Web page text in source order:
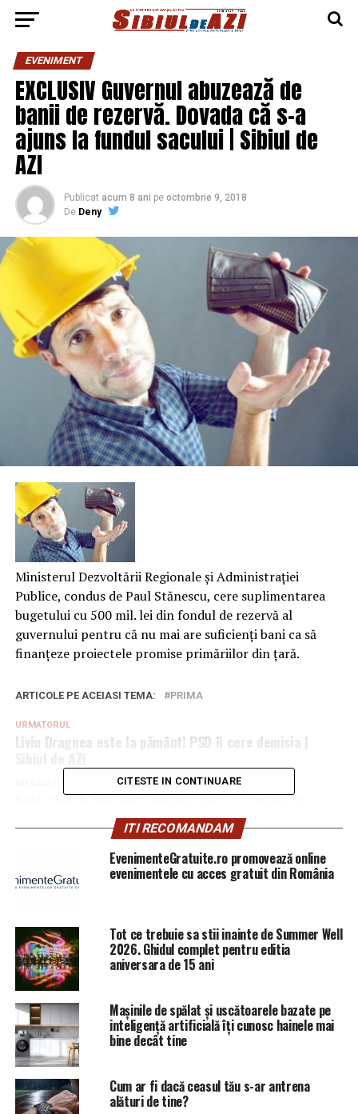
EVENIMENT
EXCLUSIV Guvernul abuzează de
banii de rezervă. Dovada că s-a
ajuns la fundul sacului | Sibiul de
AZI
Publicat acum 8 ani pe octombrie 9, 2018
De Deny
Ministerul Dezvoltării Regionale şi Administraţiei
Publice, condus de Paul Stănescu, cere suplimentarea
bugetului cu 500 mil. lei din fondul de rezervă al
guvernului pentru că nu mai are suficienţi bani ca să
finanţeze proiectele promise primăriilor din ţară.
ARTICOLE PE ACEIASI TEMA: PRIMA
URMATORUL
Liviu Dragnea este la pământ! PSD îi cere demisia |
Date care îți dau fiori! Românii riscă să rămână în
stradă. Vezi și prima hartă cu zonele cele mai expuse |
Sibiul de AZI
CITESTE IN CONTINUARE
ITI RECOMANDAM
EvenimenteGratuite.ro promovează online
evenimentele cu acces gratuit din România
Tot ce trebuie sa stii inainte de Summer Well
2026. Ghidul complet pentru editia
aniversara de 15 ani
Mașinile de spălat și uscătoarele bazate pe
inteligență artificială îți cunosc hainele mai
bine decât tine
Cum ar fi dacă ceasul tău s-ar antrena
alături de tine?